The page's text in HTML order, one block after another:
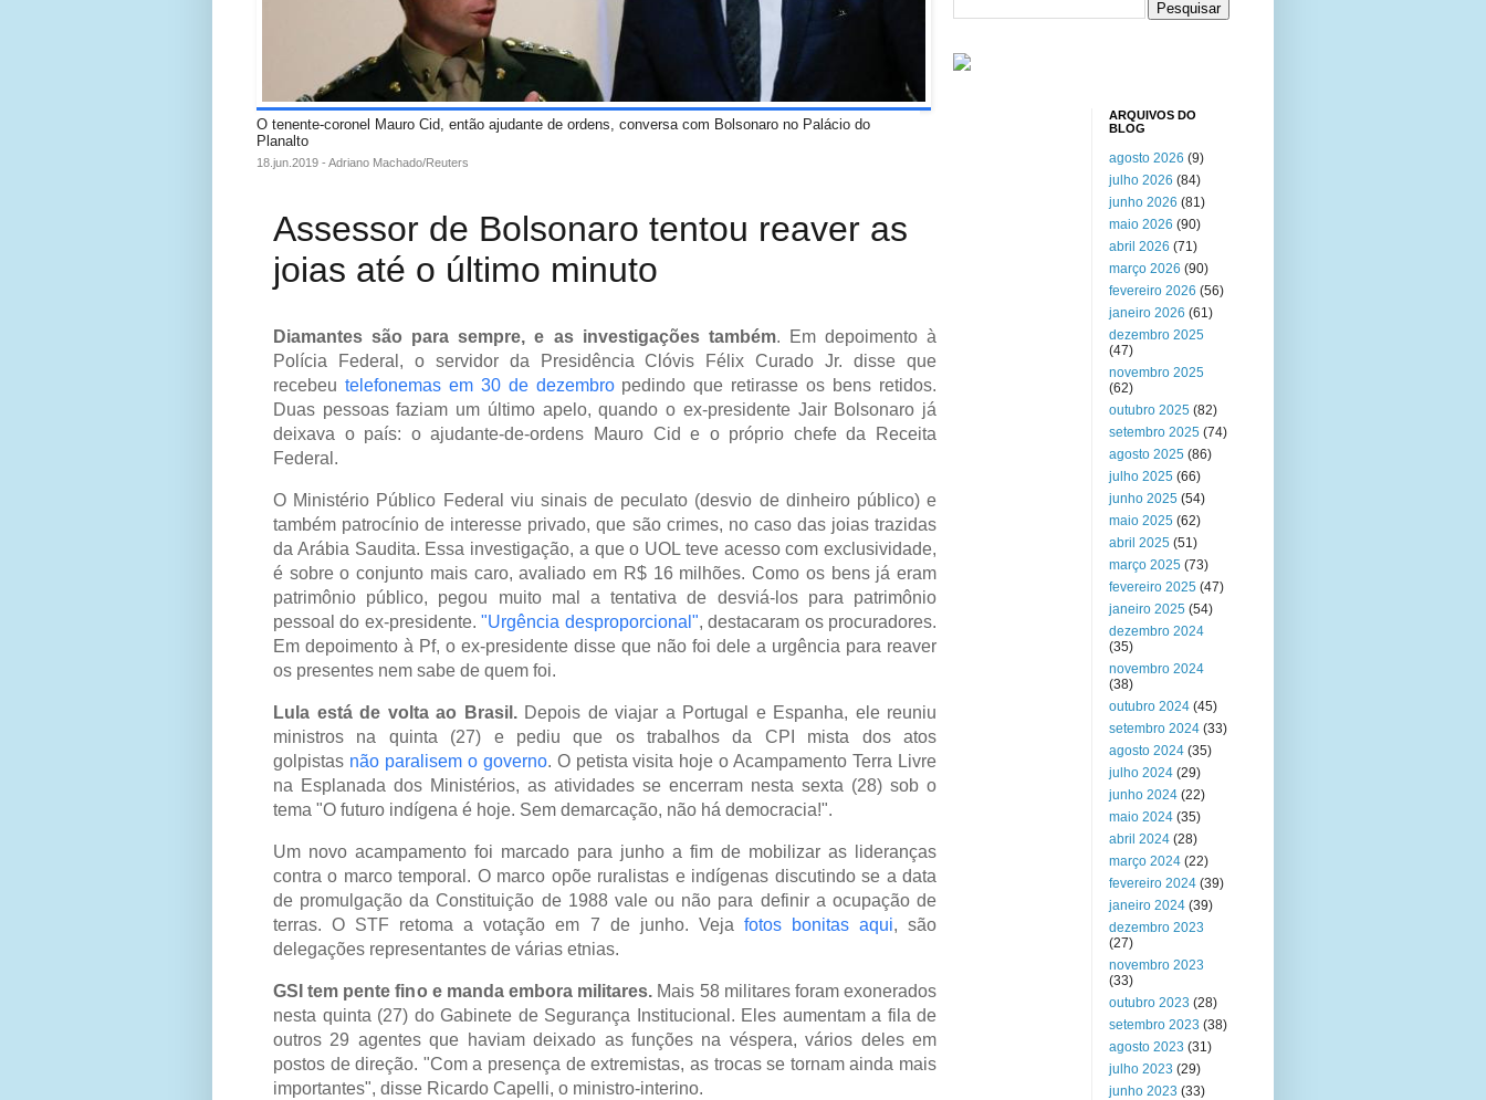
O tenente-coronel Mauro Cid, então ajudante de ordens, conversa com Bolsonaro no Palácio do
Planalto
18.jun.2019 - Adriano Machado/Reuters
Assessor de Bolsonaro tentou reaver as
joias até o último minuto
Diamantes são para sempre, e as investigações também. Em depoimento à
Polícia Federal, o servidor da Presidência Clóvis Félix Curado Jr. disse que
recebeu telefonemas em 30 de dezembropedindo que retirasse os bens retidos.
Duas pessoas faziam um último apelo, quando o ex-presidente Jair Bolsonaro já
deixava o país: o ajudante-de-ordens Mauro Cid e o próprio chefe da Receita
Federal.
O Ministério Público Federal viu sinais de peculato (desvio de dinheiro público) e
também patrocínio de interesse privado, que são crimes, no caso das joias trazidas
da Arábia Saudita. Essa investigação, a que o UOL teve acesso com exclusividade,
é sobre o conjunto mais caro, avaliado em R$ 16 milhões. Como os bens já eram
patrimônio público, pegou muito mal a tentativa de desviá-los para patrimônio
pessoal do ex-presidente. "Urgência desproporcional", destacaram os procuradores.
Em depoimento à Pf, o ex-presidente disse que não foi dele a urgência para reaver
os presentes nem sabe de quem foi.
Lula está de volta ao Brasil. Depois de viajar a Portugal e Espanha, ele reuniu
ministros na quinta (27) e pediu que os trabalhos da CPI mista dos atos
golpistas não paralisem o governo. O petista visita hoje o Acampamento Terra Livre
na Esplanada dos Ministérios, as atividades se encerram nesta sexta (28) sob o
tema "O futuro indígena é hoje. Sem demarcação, não há democracia!".
Um novo acampamento foi marcado para junho a fim de mobilizar as lideranças
contra o marco temporal. O marco opõe ruralistas e indígenas discutindo se a data
de promulgação da Constituição de 1988 vale ou não para definir a ocupação de
terras. O STF retoma a votação em 7 de junho. Veja fotos bonitas aqui, são
delegações representantes de várias etnias.
GSI tem pente fino e manda embora militares. Mais 58 militares foram exonerados
nesta quinta (27) do Gabinete de Segurança Institucional. Eles aumentam a fila de
outros 29 agentes que haviam deixado as funções na véspera, vários deles em
postos de direção. "Com a presença de extremistas, as trocas se tornam ainda mais
importantes", disse Ricardo Capelli, o ministro-interino.
ARQUIVOS DO
BLOG
agosto 2026 (9)
julho 2026 (84)
junho 2026 (81)
maio 2026 (90)
abril 2026 (71)
março 2026 (90)
fevereiro 2026 (56)
janeiro 2026 (61)
dezembro 2025
(47)
novembro 2025
(62)
outubro 2025 (82)
setembro 2025 (74)
agosto 2025 (86)
julho 2025 (66)
junho 2025 (54)
maio 2025 (62)
abril 2025 (51)
março 2025 (73)
fevereiro 2025 (47)
janeiro 2025 (54)
dezembro 2024
(35)
novembro 2024
(38)
outubro 2024 (45)
setembro 2024 (33)
agosto 2024 (35)
julho 2024 (29)
junho 2024 (22)
maio 2024 (35)
abril 2024 (28)
março 2024 (22)
fevereiro 2024 (39)
janeiro 2024 (39)
dezembro 2023
(27)
novembro 2023
(33)
outubro 2023 (28)
setembro 2023 (38)
agosto 2023 (31)
julho 2023 (29)
junho 2023 (33)